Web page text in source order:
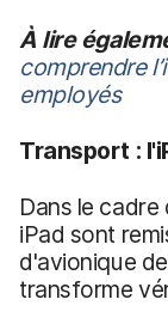
À lire
comprendre
employés
Transport :
Dans le
iPad sont
d'avionique
transforme